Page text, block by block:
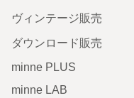
ヴィンテージ販売
ダウンロード販売
minne PLUS
minne LAB